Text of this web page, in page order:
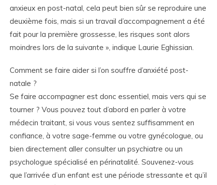
anxieux en post-natal, cela peut bien sûr se reproduire une
deuxième fois, mais si un travail d’accompagnement a été
fait pour la première grossesse, les risques sont alors
moindres lors de la suivante », indique Laurie Eghissian.
Comment se faire aider si l’on souffre d’anxiété post-
natale ?
Se faire accompagner est donc essentiel, mais vers qui se
tourner ? Vous pouvez tout d’abord en parler à votre
médecin traitant, si vous vous sentez suffisamment en
confiance, à votre sage-femme ou votre gynécologue, ou
bien directement aller consulter un psychiatre ou un
psychologue spécialisé en périnatalité. Souvenez-vous
que l’arrivée d’un enfant est une période stressante et qu’il